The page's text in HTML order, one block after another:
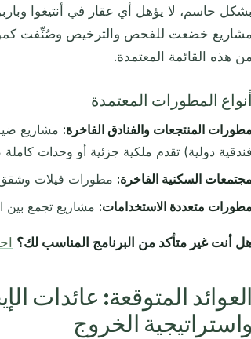
حاسم، لا يؤهل أي عقار في أنتيغوا
خضعت للفحص والترخيص وصُنِّفت
هذه القائمة المعتمدة.
المطورات المعتمدة
المنتجعات والفنادق الفاخرة: مشاريع
دولية) تقدم ملكية جزئية أو وحدات
السكنية الفاخرة: مطورات فيلات
متعددة الاستخدامات: مشاريع تجمع بين
أنت غير متأكد من البرنامج المناسب لك؟
المتوقعة: عائدات
الخروج